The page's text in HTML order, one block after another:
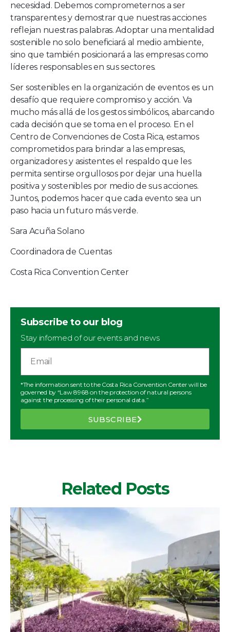
necesidad. Debemos comprometernos a ser
transparentes y demostrar que nuestras acciones
reflejan nuestras palabras. Adoptar una mentalidad
sostenible no solo beneficiará al medio ambiente,
sino que también posicionará a las empresas como
líderes responsables en sus sectores.
Ser sostenibles en la organización de eventos es un
desafío que requiere compromiso y acción. Va
mucho más allá de los gestos simbólicos, abarcando
cada decisión que se toma en el proceso. En el
Centro de Convenciones de Costa Rica, estamos
comprometidos para brindar a las empresas,
organizadores y asistentes el respaldo que les
permita sentirse orgullosos por dejar una huella
positiva y sostenibles por medio de sus acciones.
Juntos, podemos hacer que cada evento sea un
paso hacia un futuro más verde.
Sara Acuña Solano
Coordinadora de Cuentas
Costa Rica Convention Center
Subscribe to our blog
Stay informed of our events and news
*The information sent to the Costa Rica Convention Center will be
governed by “Law 8968 on the protection of natural persons
against the processing of their personal data.”
SUBSCRIBE
Related Posts